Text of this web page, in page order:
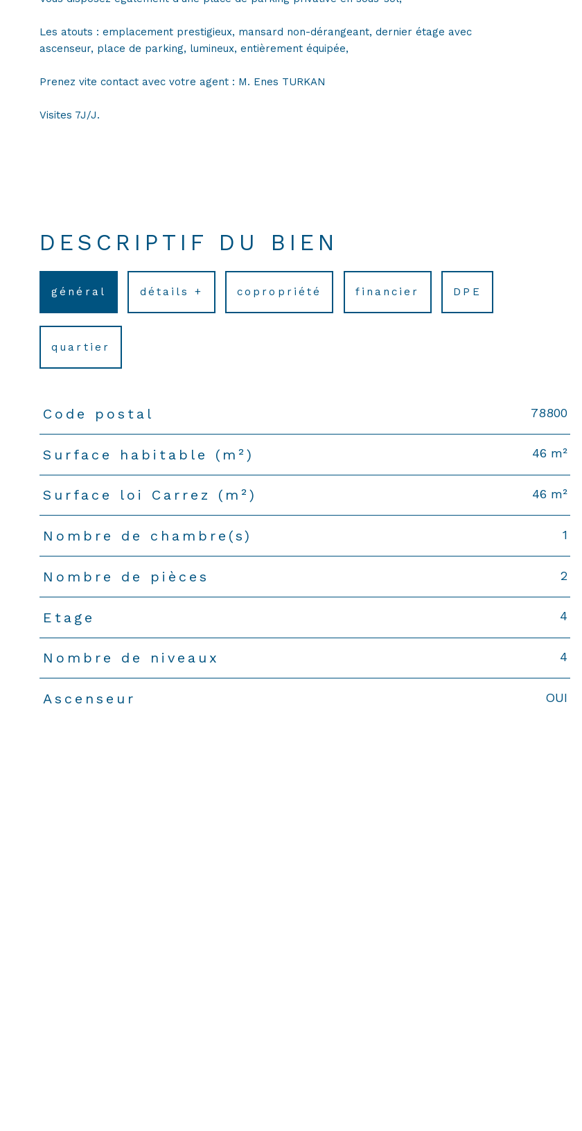
Les atouts : emplacement prestigieux, mansard non-dérangeant, dernier étage avec
ascenseur, place de parking, lumineux, entièrement équipée,
Prenez vite contact avec votre agent : M. Enes TURKAN
Visites 7J/J.
DESCRIPTIF DU BIEN
général détails + copropriété financier DPE
quartier
TRAD_PAMPERO_Caracteristique
Code postal 78800
Surface habitable (m²) 46 m²
Surface loi Carrez (m²) 46 m²
Nombre de chambre(s) 1
Nombre de pièces 2
Etage 4
Nombre de niveaux 4
Ascenseur OUI